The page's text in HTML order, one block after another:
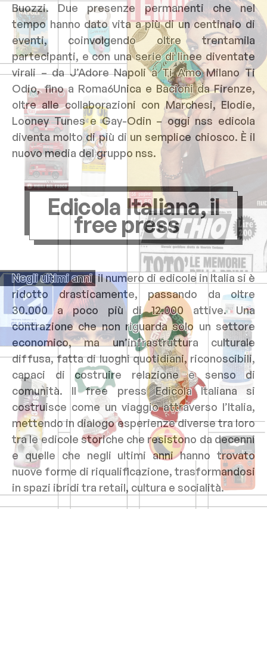
Buozzi. Due presenze permanenti che nel
tempo hanno dato vita a più di un centinaio di
eventi, coinvolgendo oltre trentamila
partecipanti, e con una serie di linee diventate
virali – da J’Adore Napoli a Ti Amo Milano Ti
Odio, fino a Roma6Unica e Bacioni da Firenze,
oltre alle collaborazioni con Marchesi, Elodie,
Looney Tunes e Gay-Odin – oggi nss edicola
diventa molto di più di un semplice chiosco. È il
nuovo media del gruppo nss.
Edicola Italiana, il
free press
Negli ultimi anni il numero di edicole in Italia si è
ridotto drasticamente, passando da oltre
30.000 a poco più di 12.000 attive. Una
contrazione che non riguarda solo un settore
economico, ma un’infrastruttura culturale
diffusa, fatta di luoghi quotidiani, riconoscibili,
capaci di costruire relazione e senso di
comunità. Il free press Edicola Italiana si
costruisce come un viaggio attraverso l’Italia,
mettendo in dialogo esperienze diverse tra loro
tra le edicole storiche che resistono da decenni
e quelle che negli ultimi anni hanno trovato
nuove forme di riqualificazione, trasformandosi
in spazi ibridi tra retail, cultura e socialità.